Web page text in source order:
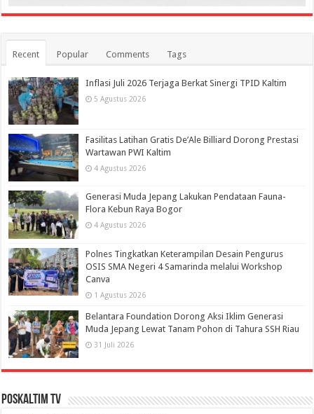
Recent Popular Comments Tags
Inflasi Juli 2026 Terjaga Berkat Sinergi TPID Kaltim
5 Agustus 2026
Fasilitas Latihan Gratis De’Ale Billiard Dorong Prestasi
Wartawan PWI Kaltim
4 Agustus 2026
Generasi Muda Jepang Lakukan Pendataan Fauna-
Flora Kebun Raya Bogor
4 Agustus 2026
Polnes Tingkatkan Keterampilan Desain Pengurus
OSIS SMA Negeri 4 Samarinda melalui Workshop
Canva
1 Agustus 2026
Belantara Foundation Dorong Aksi Iklim Generasi
Muda Jepang Lewat Tanam Pohon di Tahura SSH Riau
31 Juli 2026
PosKaltim TV